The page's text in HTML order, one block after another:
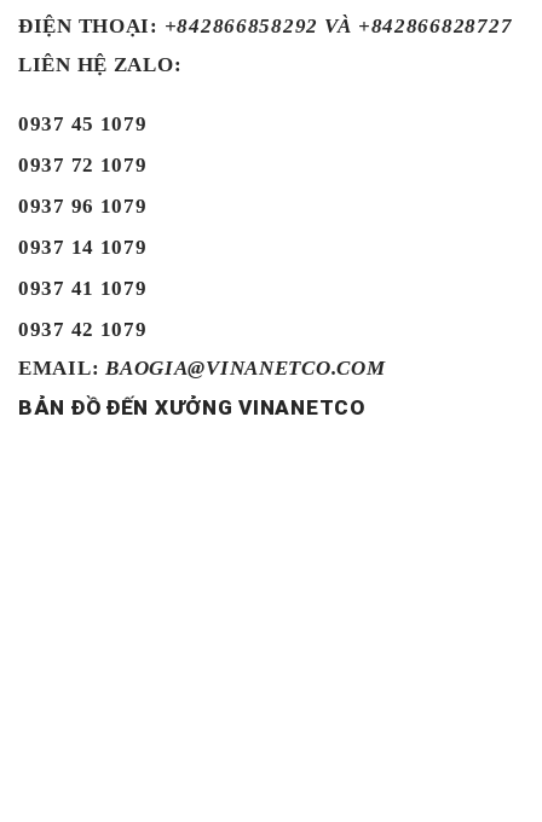
ĐIỆN THOẠI: +842866858292 VÀ +842866828727
LIÊN HỆ ZALO:
0937 45 1079
0937 72 1079
0937 96 1079
0937 14 1079
0937 41 1079
0937 42 1079
EMAIL: BAOGIA@VINANETCO.COM
BẢN ĐỒ ĐẾN XƯỞNG VINANETCO